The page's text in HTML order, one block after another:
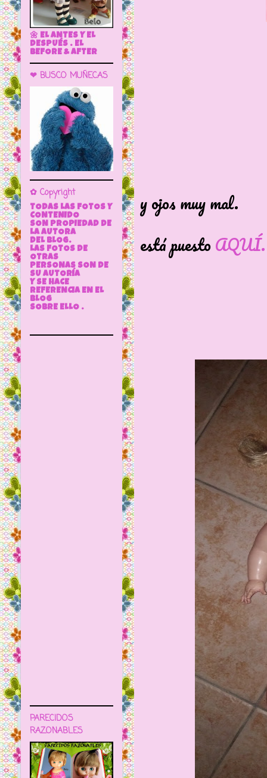
y ojos muy mal.
Los ojos
está puestoAQUÍ.
🌼 EL ANTES Y EL
DESPUÉS . EL
BEFORE & AFTER
❤ BUSCO MUÑECAS
✿ Copyright
TODAS LAS FOTOS Y
CONTENIDO
SON PROPIEDAD DE
LA AUTORA
DEL BLOG.
LAS FOTOS DE
OTRAS
PERSONAS SON DE
SU AUTORÍA
Y SE HACE
REFERENCIA EN EL
BLOG
SOBRE ELLO .
PARECIDOS
RAZONABLES